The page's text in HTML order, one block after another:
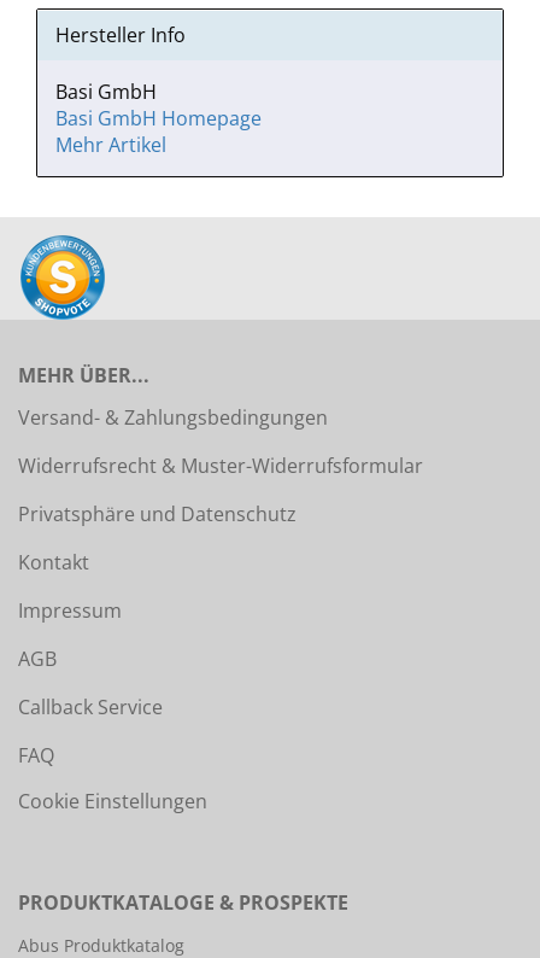
Hersteller Info
Basi GmbH
Basi GmbH Homepage
Mehr Artikel
MEHR ÜBER...
Versand- & Zahlungsbedingungen
Widerrufsrecht & Muster-Widerrufsformular
Privatsphäre und Datenschutz
Kontakt
Impressum
AGB
Callback Service
FAQ
Cookie Einstellungen
PRODUKTKATALOGE & PROSPEKTE
Abus Produktkatalog